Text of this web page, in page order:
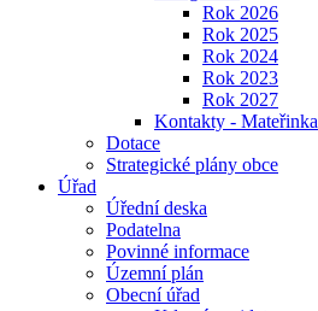
Rok 2026
Rok 2025
Rok 2024
Rok 2023
Rok 2027
Kontakty - Mateřinka
Dotace
Strategické plány obce
Úřad
Úřední deska
Podatelna
Povinné informace
Územní plán
Obecní úřad